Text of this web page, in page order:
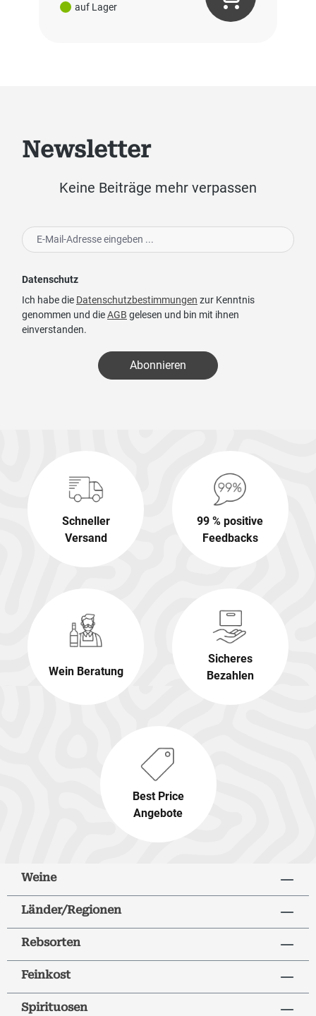
auf Lager
Newsletter
Keine Beiträge mehr verpassen
Datenschutz
Ich habe die Datenschutzbestimmungen zur Kenntnis
genommen und dieAGB gelesen und bin mit ihnen
einverstanden.
Abonnieren
Schneller
Versand
99 % positive
Feedbacks
Wein Beratung
Sicheres
Bezahlen
Best Price
Angebote
Weine
Länder/Regionen
Rebsorten
Feinkost
Spirituosen